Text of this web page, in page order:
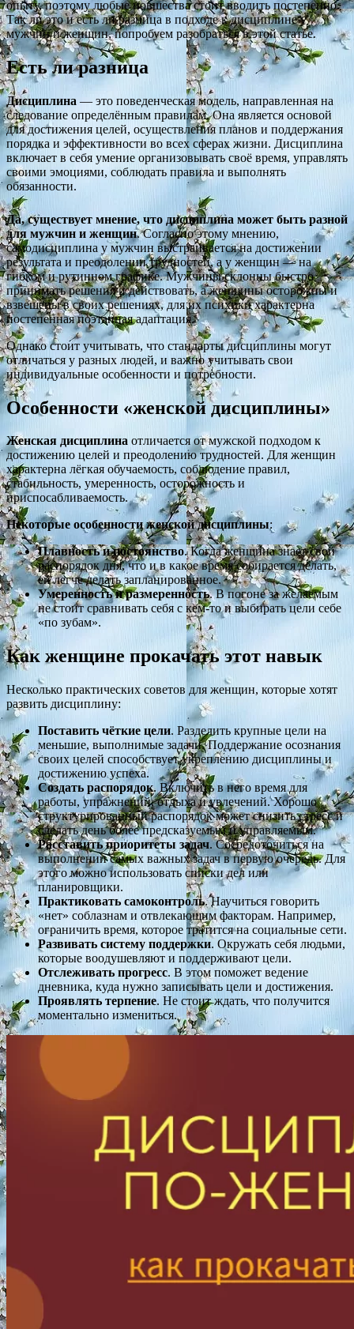
опыту, поэтому любые новшества стоит вводить постепенно.
Так ли это и есть ли разница в подходе к дисциплине у
мужчин и женщин, попробуем разобраться в этой статье.
Есть ли разница
Дисциплина — это поведенческая модель, направленная на
следование определённым правилам. Она является основой
для достижения целей, осуществления планов и поддержания
порядка и эффективности во всех сферах жизни. Дисциплина
включает в себя умение организовывать своё время, управлять
своими эмоциями, соблюдать правила и выполнять
обязанности.
Да, существует мнение, что дисциплина может быть разной
для мужчин и женщин. Согласно этому мнению,
самодисциплина у мужчин выстраивается на достижении
результата и преодолении трудностей, а у женщин — на
гибком и рутинном графике. Мужчины склонны быстро
принимать решения и действовать, а женщины осторожны и
взвешены в своих решениях, для их психики характерна
постепенная поэтапная адаптация.
Однако стоит учитывать, что стандарты дисциплины могут
отличаться у разных людей, и важно учитывать свои
индивидуальные особенности и потребности.
Особенности «женской дисциплины»
Женская дисциплина отличается от мужской подходом к
достижению целей и преодолению трудностей. Для женщин
характерна лёгкая обучаемость, соблюдение правил,
стабильность, умеренность, осторожность и
приспосабливаемость.
Некоторые особенности женской дисциплины:
Плавность и постоянство. Когда женщина знает свой
распорядок дня, что и в какое время собирается делать,
ей легче делать запланированное.
Умеренность и размеренность. В погоне за желаемым
не стоит сравнивать себя с кем-то и выбирать цели себе
«по зубам».
Как женщине прокачать этот навык
Несколько практических советов для женщин, которые хотят
развить дисциплину:
Поставить чёткие цели. Разделить крупные цели на
меньшие, выполнимые задачи. Поддержание осознания
своих целей способствует укреплению дисциплины и
достижению успеха.
Создать распорядок. Включить в него время для
работы, упражнений, отдыха и увлечений. Хорошо
структурированный распорядок может снизить стресс и
сделать день более предсказуемым и управляемым.
Расставить приоритеты задач. Сосредоточиться на
выполнении самых важных задач в первую очередь. Для
этого можно использовать списки дел или
планировщики.
Практиковать самоконтроль. Научиться говорить
«нет» соблазнам и отвлекающим факторам. Например,
ограничить время, которое тратится на социальные сети.
Развивать систему поддержки. Окружать себя людьми,
которые воодушевляют и поддерживают цели.
Отслеживать прогресс. В этом поможет ведение
дневника, куда нужно записывать цели и достижения.
Проявлять терпение. Не стоит ждать, что получится
моментально измениться.